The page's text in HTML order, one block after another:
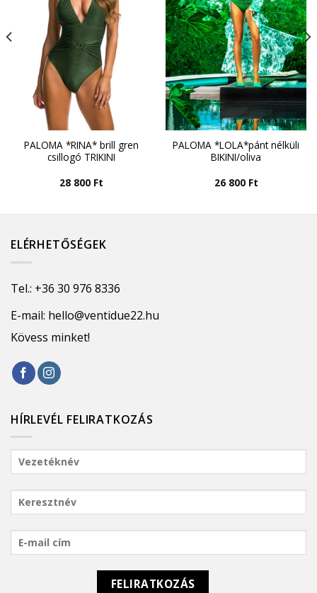
PALOMA *RINA* brill gren
csillogó TRIKINI
28 800 Ft
PALOMA *LOLA*pánt nélküli
BIKINI/oliva
26 800 Ft
ELÉRHETŐSÉGEK
Tel.: +36 30 976 8336
E-mail: hello@ventidue22.hu
Kövess minket!
HÍRLEVÉL FELIRATKOZÁS